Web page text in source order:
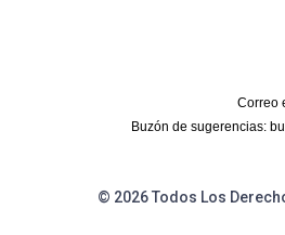
Correo
Buzón de sugerencias:
© 2026 Todos Los